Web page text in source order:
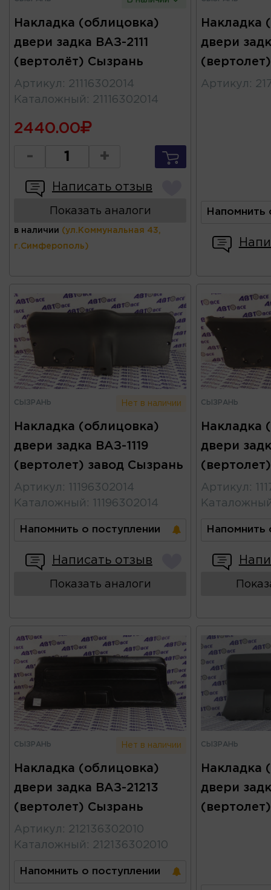
Накладка (облицовка)
двери задка ВАЗ-2111
(вертолёт) Сызрань
Артикул : 21116302014
Каталожный : 21116302014
2440.00
- +
Написать отзыв
Показать аналоги
в наличии (ул.Коммунальная 43,
г.Симферополь)
Накладка
двери
Артикул :
Напомнить
СЫЗРАНЬ Нет в наличии
Накладка (облицовка)
двери задка ВАЗ-1119
(вертолет) завод Сызрань
Артикул :
11196302014
Каталожный : 11196302014
Напомнить о поступлении
Написать отзыв
Показать аналоги
СЫЗРАНЬ
Накладка
двери
Артикул :
Напомнить
СЫЗРАНЬ Нет в наличии
Накладка (облицовка)
двери задка ВАЗ-21213
(вертолет) Сызрань
Артикул : 212136302010
Каталожный : 212136302010
Напомнить о поступлении
СЫЗРАНЬ
Накладка
двери